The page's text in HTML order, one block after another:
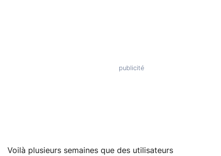
Voilà plusieurs semaines que des utilisateurs